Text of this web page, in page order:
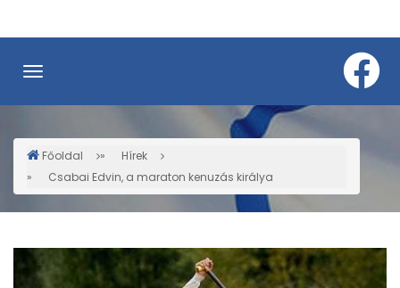
Morzsa
Főoldal
Hírek
Csabai Edvin, a maraton kenuzás királya